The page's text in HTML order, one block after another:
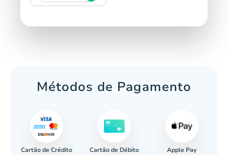
Métodos de Pagamento
Cartão de Crédito Cartão de Débito Apple Pay